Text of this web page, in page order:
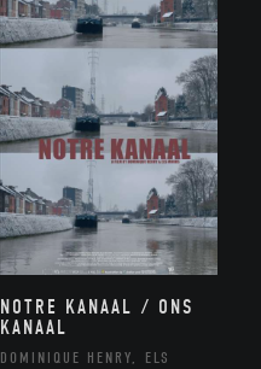
NOTRE KANAAL / ONS
KANAAL
DOMINIQUE HENRY, ELS